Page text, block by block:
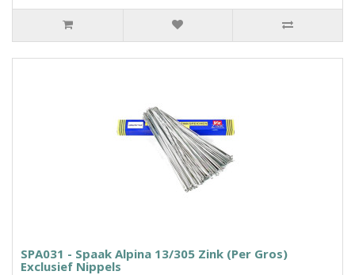
SPA031 - Spaak Alpina 13/305 Zink (Per Gros)
Exclusief Nippels